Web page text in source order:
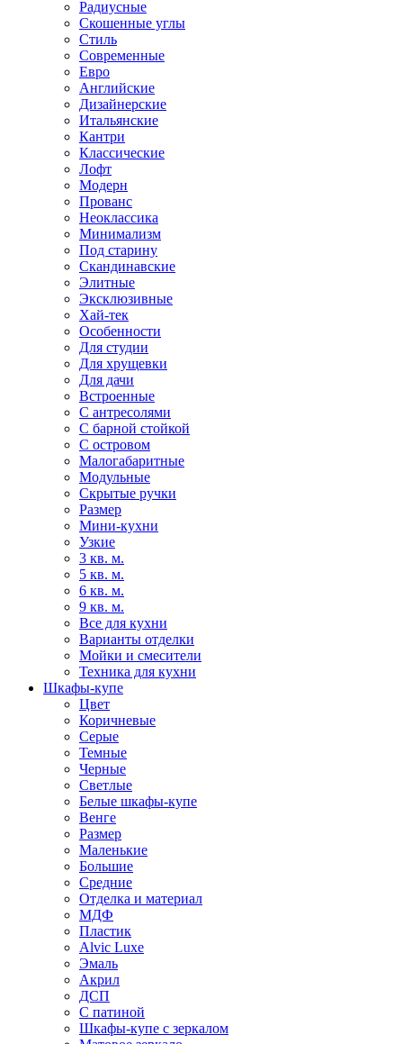
Радиусные
Скошенные углы
Стиль
Современные
Евро
Английские
Дизайнерские
Итальянские
Кантри
Классические
Лофт
Модерн
Прованс
Неоклассика
Минимализм
Под старину
Скандинавские
Элитные
Эксклюзивные
Хай-тек
Особенности
Для студии
Для хрущевки
Для дачи
Встроенные
С антресолями
С барной стойкой
С островом
Малогабаритные
Модульные
Скрытые ручки
Размер
Мини-кухни
Узкие
3 кв. м.
5 кв. м.
6 кв. м.
9 кв. м.
Все для кухни
Варианты отделки
Мойки и смесители
Техника для кухни
Шкафы-купе
Цвет
Коричневые
Серые
Темные
Черные
Светлые
Белые шкафы-купе
Венге
Размер
Маленькие
Большие
Средние
Отделка и материал
МДФ
Пластик
Alvic Luxe
Эмаль
Акрил
ДСП
С патиной
Шкафы-купе с зеркалом